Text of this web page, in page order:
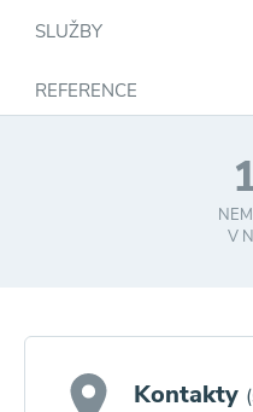
SLUŽBY
REFERENCE
V
Kontakty